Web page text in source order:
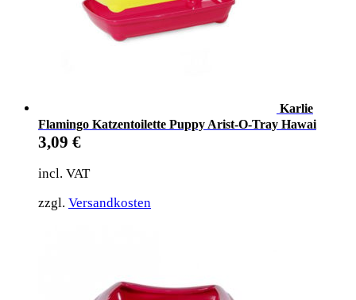
Karlie
Flamingo Katzentoilette Puppy Arist-O-Tray Hawai
3,09 €
incl. VAT
zzgl. Versandkosten